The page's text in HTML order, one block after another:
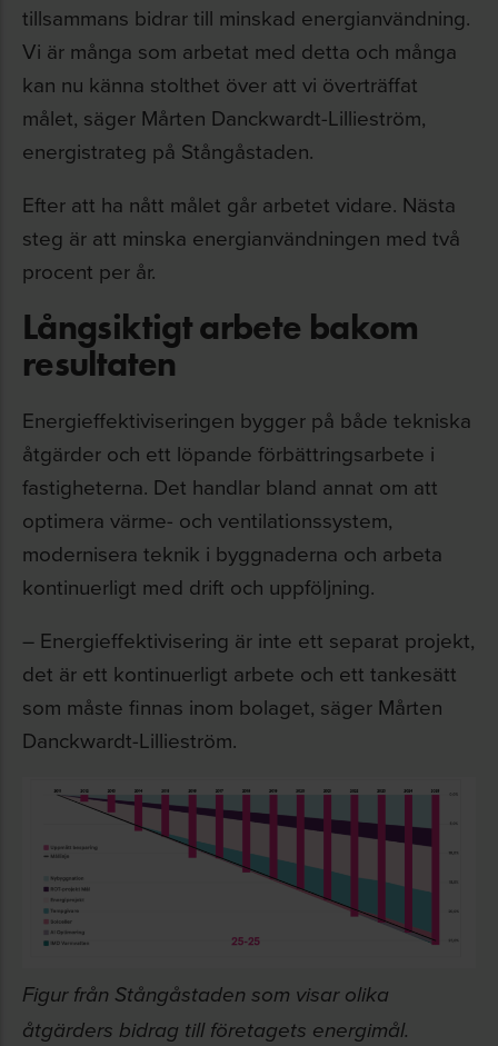
tillsammans bidrar till minskad energianvändning.
Vi är många som arbetat med detta och många
kan nu känna stolthet över att vi överträffat
målet, säger Mårten Danckwardt-Lillieström,
energistrateg på Stångåstaden.
Efter att ha nått målet går arbetet vidare. Nästa
steg är att minska energianvändningen med två
procent per år.
Långsiktigt arbete bakom
resultaten
Energieffektiviseringen bygger på både tekniska
åtgärder och ett löpande förbättringsarbete i
fastigheterna. Det handlar bland annat om att
optimera värme- och ventilationssystem,
modernisera teknik i byggnaderna och arbeta
kontinuerligt med drift och uppföljning.
– Energieffektivisering är inte ett separat projekt,
det är ett kontinuerligt arbete och ett tankesätt
som måste finnas inom bolaget, säger Mårten
Danckwardt-Lillieström.
Figur från Stångåstaden som visar olika
åtgärders bidrag till företagets energimål.